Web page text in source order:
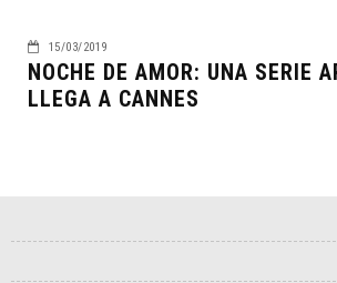
15/03/2019
NOCHE DE AMOR: UNA SERIE
LLEGA A CANNES